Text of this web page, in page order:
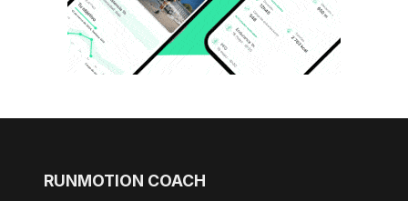
RUNMOTION COACH